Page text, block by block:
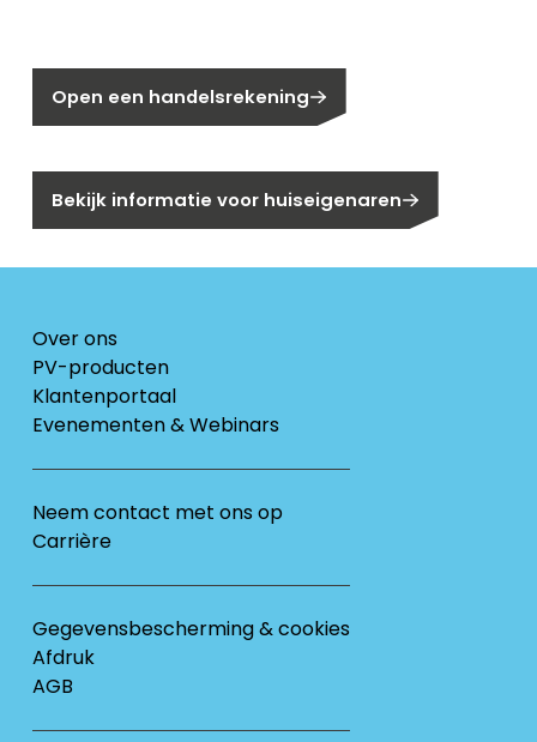
Open een handelsrekening
Bekijk informatie voor huiseigenaren
Over ons
PV-producten
Klantenportaal
Evenementen & Webinars
Neem contact met ons op
Carrière
Gegevensbescherming & cookies
Afdruk
AGB